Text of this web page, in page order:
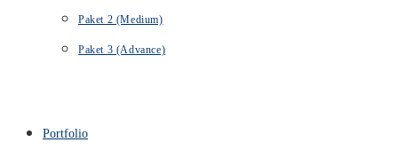
Paket 2 (Medium)
Paket 3 (Advance)
Portfolio